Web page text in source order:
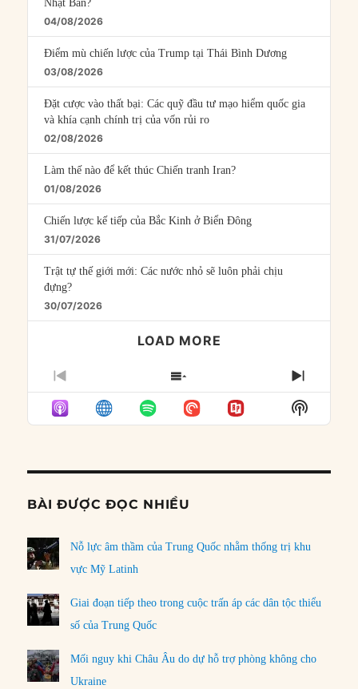
Nhật Bản?
04/08/2026
Điểm mù chiến lược của Trump tại Thái Bình Dương
03/08/2026
Đặt cược vào thất bại: Các quỹ đầu tư mạo hiểm quốc gia
và khía cạnh chính trị của vốn rủi ro
02/08/2026
Làm thế nào để kết thúc Chiến tranh Iran?
01/08/2026
Chiến lược kế tiếp của Bắc Kinh ở Biển Đông
31/07/2026
Trật tự thế giới mới: Các nước nhỏ sẽ luôn phải chịu
đựng?
30/07/2026
LOAD MORE
PREVIOUS
EPISODE
SHOW
EPISODES
LIST
NEXT
Show
Podcast
BÀI ĐƯỢC ĐỌC NHIỀU
Nỗ lực âm thầm của Trung Quốc nhằm thống trị khu
vực Mỹ Latinh
Giai đoạn tiếp theo trong cuộc trấn áp các dân tộc thiểu
số của Trung Quốc
Mối nguy khi Châu Âu do dự hỗ trợ phòng không cho
Ukraine